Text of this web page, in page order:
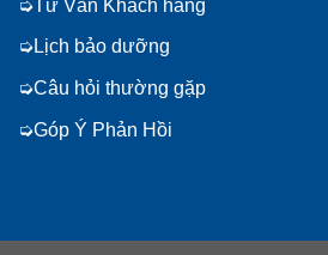
Tư Vấn Khách hàng
Lịch bảo dưỡng
Câu hỏi thường gặp
Góp Ý Phản Hồi